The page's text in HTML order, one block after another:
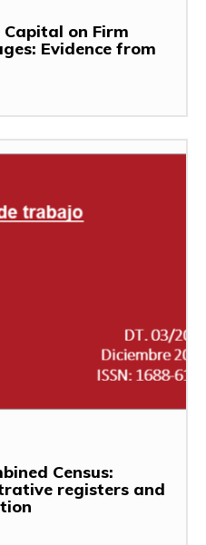
on Firm
Evidence from
Census:
registers and